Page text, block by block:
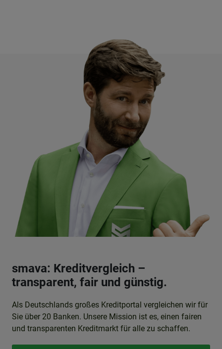
smava: Kreditvergleich –
transparent, fair und günstig.
Als Deutschlands großes Kreditportal vergleichen wir für
Sie über 20 Banken. Unsere Mission ist es, einen fairen
und transparenten Kreditmarkt für alle zu schaffen.